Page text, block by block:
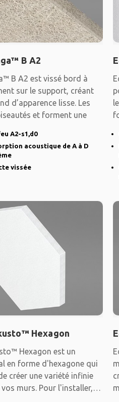
B A2
B A2 est vissé bord à
sur le support, créant
d’apparence lisse. Les
et forment une
A2-s1,d0
acoustique de A à D
vissée
Hexagon
Hexagon est un
en forme d'hexagone qui
créer une variété infinie
murs. Pour l'installer,